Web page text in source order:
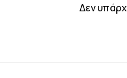
Δεν